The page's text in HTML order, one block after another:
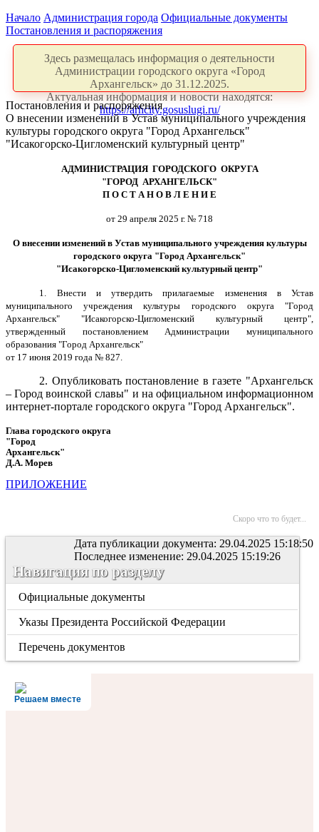
Начало Администрация города Официальные документы
Постановления и распоряжения
Здесь размещалась информация о деятельности
Администрации городского округа «Город
Архангельск» до 31.12.2025.
Актуальная информация и новости находятся:
https://arhcity.gosuslugi.ru/
Постановления и распоряжения
О внесении изменений в Устав муниципального учреждения
культуры городского округа "Город Архангельск"
"Исакогорско-Цигломенский культурный центр"
АДМИНИСТРАЦИЯ ГОРОДСКОГО ОКРУГА
"ГОРОД АРХАНГЕЛЬСК"
П О С Т А Н О В Л Е Н И Е
от 29 апреля 2025 г. № 718
О внесении изменений в Устав муниципального учреждения культуры
городского округа "Город Архангельск"
"Исакогорско-Цигломенский культурный центр"
1. Внести и утвердить прилагаемые изменения в Устав
муниципального учреждения культуры городского округа "Город
Архангельск" "Исакогорско-Цигломенский культурный центр",
утвержденный постановлением Администрации муниципального
образования "Город Архангельск"
от 17 июня 2019 года № 827.
2. Опубликовать постановление в газете "Архангельск
– Город воинской славы" и на официальном информационном
интернет-портале городского округа "Город Архангельск".
Глава городского округа
"Город
Архангельск"
Д.А. Морев
ПРИЛОЖЕНИЕ
Скоро что то будет...
Дата публикации документа: 29.04.2025 15:18:50
Последнее изменение: 29.04.2025 15:19:26
Навигация по разделу
Официальные документы
Указы Президента Российской Федерации
Перечень документов
Решаем вместе